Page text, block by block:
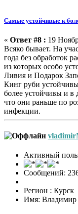
Самые устойчивые к
« Ответ #8 : 19
Всяко бывает. На
года без обработок
из которых особо
Ливия и Подарок
Кинг руби
более устойчивы и в
что они раньше по
инфекции.
Активный
Сообщений:
Регион : Курск
Имя: Владимир